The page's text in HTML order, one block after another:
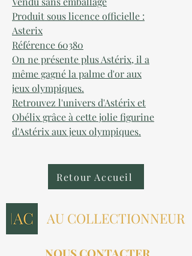
Produit sous licence officielle :
Asterix
Référence 60380
On ne présente plus Astérix, il a
même gagné la palme d'or aux
jeux olympiques.
Retrouvez l'univers d'Astérix et
Obélix grâce à cette jolie figurine
d'Astérix aux jeux olympiques.
Retour Accueil
AU COLLECTIONNEUR